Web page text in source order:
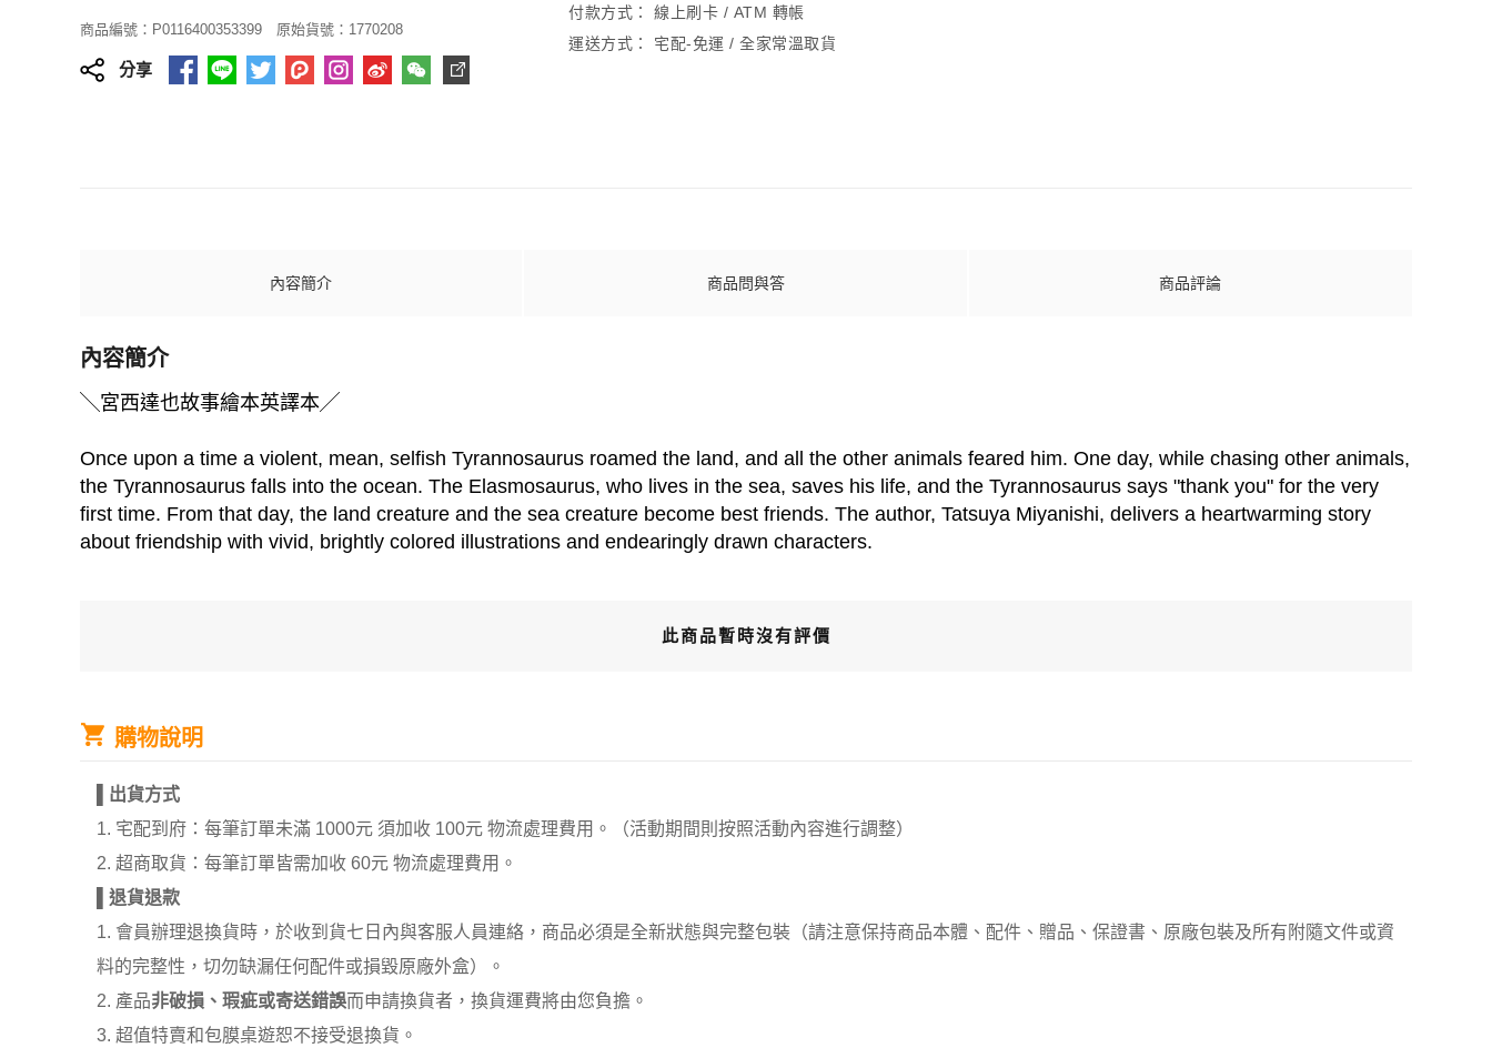
商品編號：P0116400353399 原始貨號：1770208
分享
付款方式：
線上刷卡 / ATM 轉帳
運送方式：
宅配-免運 / 全家常溫取貨
內容簡介 商品問與答 商品評論
內容簡介
╲宮西達也故事繪本英譯本╱
Once upon a time a violent, mean, selfish Tyrannosaurus roamed the land, and all the other animals feared him. One day, while chasing other animals,
the Tyrannosaurus falls into the ocean. The Elasmosaurus, who lives in the sea, saves his life, and the Tyrannosaurus says "thank you" for the very
first time. From that day, the land creature and the sea creature become best friends. The author, Tatsuya Miyanishi, delivers a heartwarming story
about friendship with vivid, brightly colored illustrations and endearingly drawn characters.
此商品暫時沒有評價
購物說明
出貨方式
1. 宅配到府：每筆訂單未滿 1000元 須加收 100元 物流處理費用。（活動期間則按照活動內容進行調整）
2. 超商取貨：每筆訂單皆需加收 60元 物流處理費用。
退貨退款
1. 會員辦理退換貨時，於收到貨七日內與客服人員連絡，商品必須是全新狀態與完整包裝（請注意保持商品本體、配件、贈品、保證書、原廠包裝及所有附隨文件或資
料的完整性，切勿缺漏任何配件或損毀原廠外盒）。
2. 產品非破損、瑕疵或寄送錯誤而申請換貨者，換貨運費將由您負擔。
3. 超值特賣和包膜桌遊恕不接受退換貨。